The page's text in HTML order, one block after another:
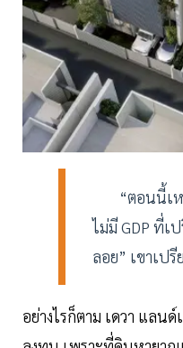
“ตอนนี้เ
ไม่มี GDP ที่เ
ลอย” เขาเป
อย่างไรก็ตาม เดวา แลน